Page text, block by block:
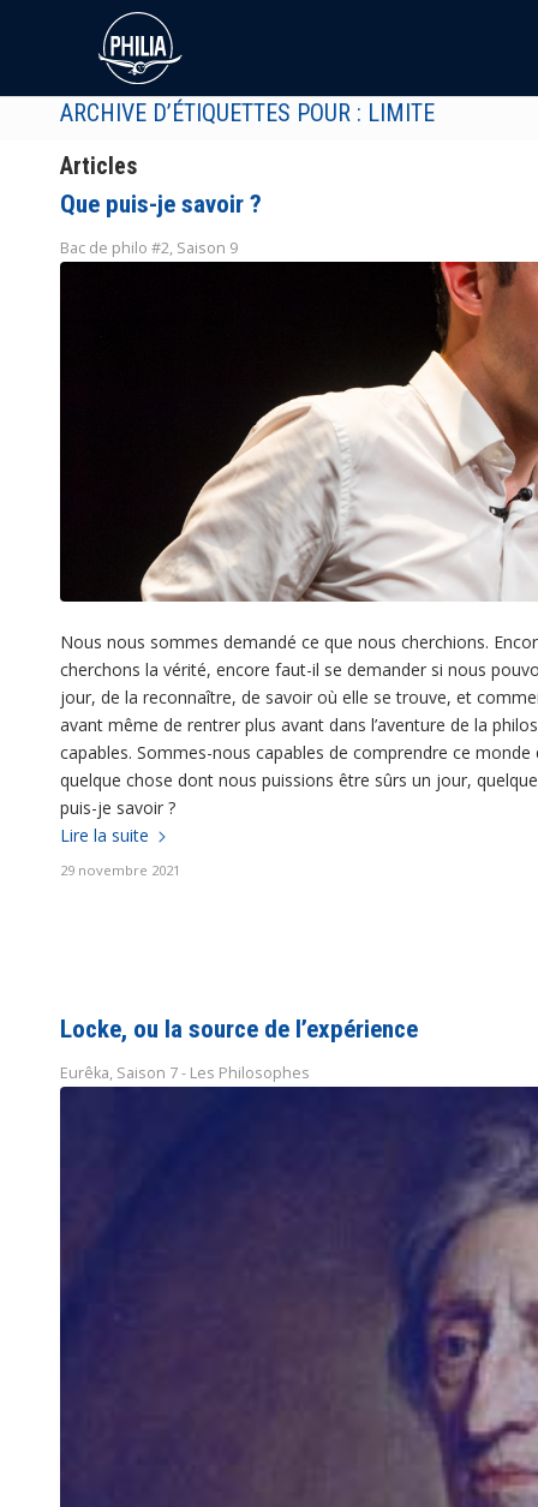
ARCHIVE D’ÉTIQUETTES POUR : LIMITE
Articles
Que puis-je savoir ?
Bac de philo #2, Saison 9
Nous nous sommes demandé ce que nous cherchions.
cherchons la vérité, encore faut-il se demander si nous
jour, de la reconnaître, de savoir où elle se trouve, et
avant même de rentrer plus avant dans l’aventure de la
capables. Sommes-nous capables de comprendre ce
quelque chose dont nous puissions être sûrs un jour,
puis-je savoir ?
Lire la suite
29 novembre 2021
Locke, ou la source de l’expérience
Eurêka, Saison 7 - Les Philosophes